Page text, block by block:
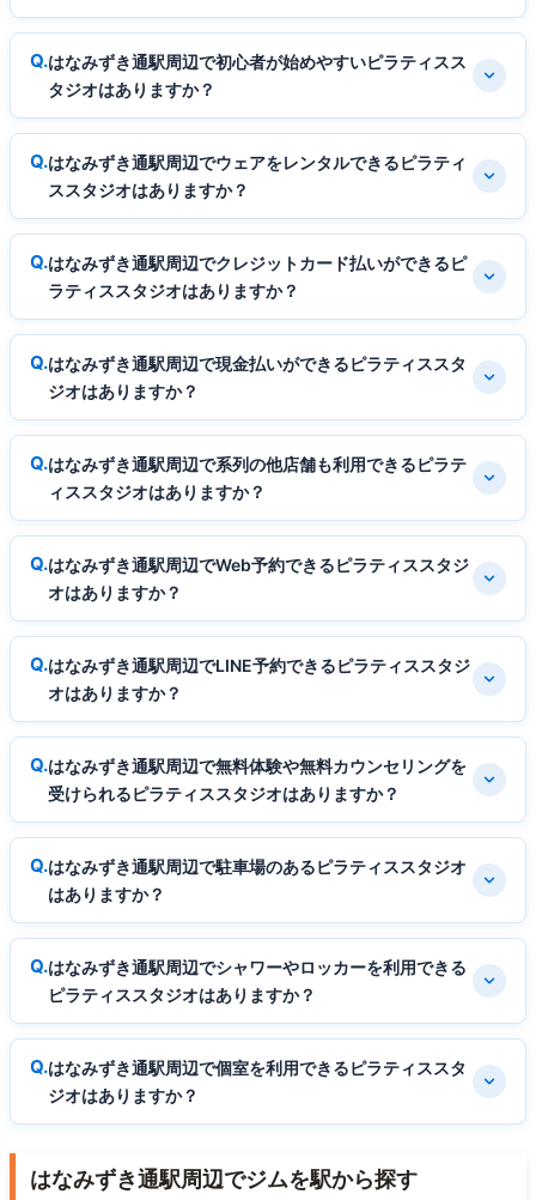
はなみずき通駅周辺で初心者が始めやすいピラティスス
タジオはありますか？
はなみずき通駅周辺でウェアをレンタルできるピラティ
ススタジオはありますか？
はなみずき通駅周辺でクレジットカード払いができるピ
ラティススタジオはありますか？
はなみずき通駅周辺で現金払いができるピラティススタ
ジオはありますか？
はなみずき通駅周辺で系列の他店舗も利用できるピラテ
ィススタジオはありますか？
はなみずき通駅周辺でWeb予約できるピラティススタジ
オはありますか？
はなみずき通駅周辺でLINE予約できるピラティススタジ
オはありますか？
はなみずき通駅周辺で無料体験や無料カウンセリングを
受けられるピラティススタジオはありますか？
はなみずき通駅周辺で駐車場のあるピラティススタジオ
はありますか？
はなみずき通駅周辺でシャワーやロッカーを利用できる
ピラティススタジオはありますか？
はなみずき通駅周辺で個室を利用できるピラティススタ
ジオはありますか？
はなみずき通駅周辺でジムを駅から探す